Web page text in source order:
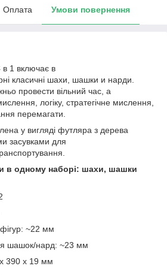
Оплата Умови повернення
в 1 включає в
класичні шахи, шашки и нарди.
провести вільний час, а
логіку, стратегічне мислення,
перемагати.
у вигляді футляра з дерева
засувками для
в одному наборі: шахи, шашки
~22 мм
шашок/нард: ~23 мм
390 х 19 мм